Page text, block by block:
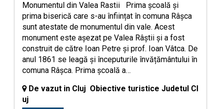
Monumentul din Valea Rastii Prima școală și
prima biserică care s-au înființat în comuna Râșca
sunt atestate de monumentul din vale. Acest
monument este așezat pe Valea Râștii și a fost
construit de către Ioan Petre și prof. Ioan Vâtca. De
anul 1861 se leagă și începuturile învățământului în
comuna Râșca. Prima școală a…
De vazut in Cluj Obiective turistice Judetul Cl
uj